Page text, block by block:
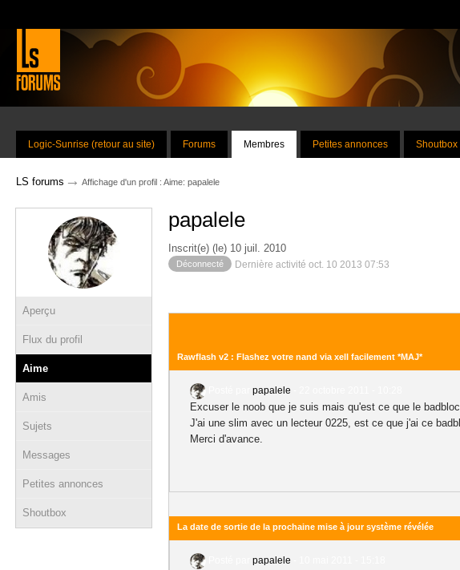
Logic-Sunrise (retour au site) Forums Membres Petites annonces Shoutbox
LS forums → Affichage d'un profil : Aime: papalele
Aperçu
Flux du profil
Aime
Amis
Sujets
Messages
Petites annonces
Shoutbox
papalele
Inscrit(e) (le) 10 juil. 2010
Déconnecté Dernière activité oct. 10 2013 07:53
Rawflash v2 : Flashez votre nand via xell facilement *MAJ*
papalele
Excuser le noob que je suis mais qu'est ce que le
J'ai une slim avec un lecteur 0225, est ce que j'ai ce
Merci d'avance.
La date de sortie de la prochaine mise à jour système révélée
papalele